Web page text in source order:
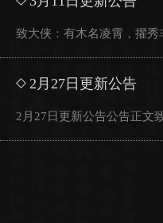
致大侠：有木名凌霄，擢
2月27日更新公告
2月27日更新公告公告正文